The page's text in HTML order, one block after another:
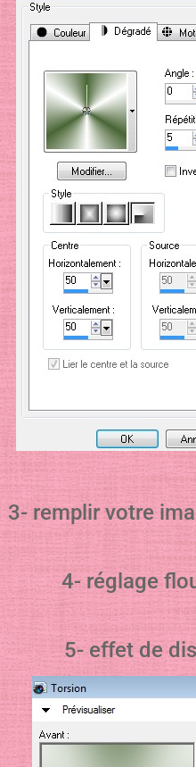
3- remplir votre
4- réglage
5- effet de